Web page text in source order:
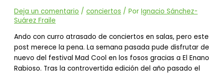
Deja un comentario /conciertos / PorIgnacio Sánchez-
Suárez Fraile
Ando con curro atrasado de conciertos en salas, pero este
post merece la pena. La semana pasada pude disfrutar de
nuevo del festival Mad Cool en los fosos gracias a El Enano
Rabioso. Tras la controvertida edición del año pasado el